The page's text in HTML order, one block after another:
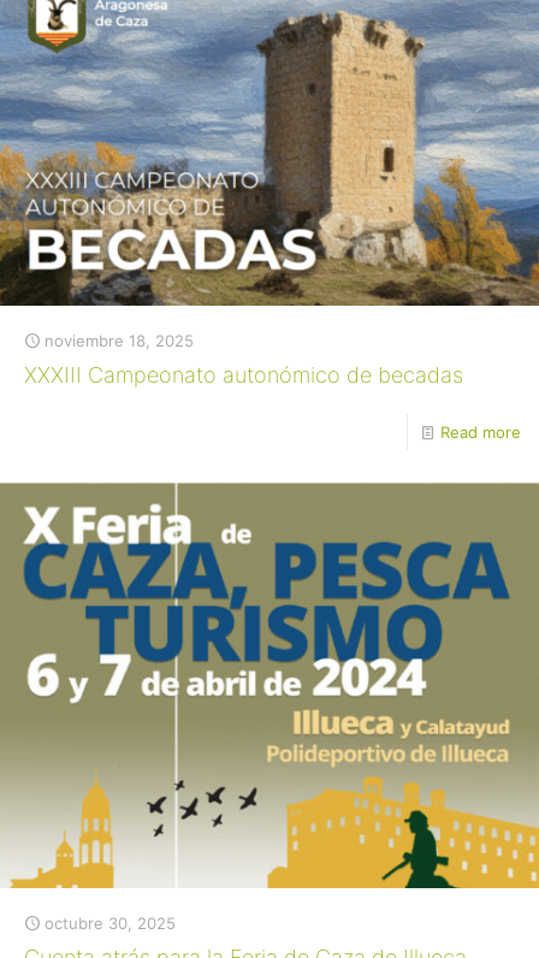
noviembre 18, 2025
XXXIII Campeonato autonómico de becadas
Read more
octubre 30, 2025